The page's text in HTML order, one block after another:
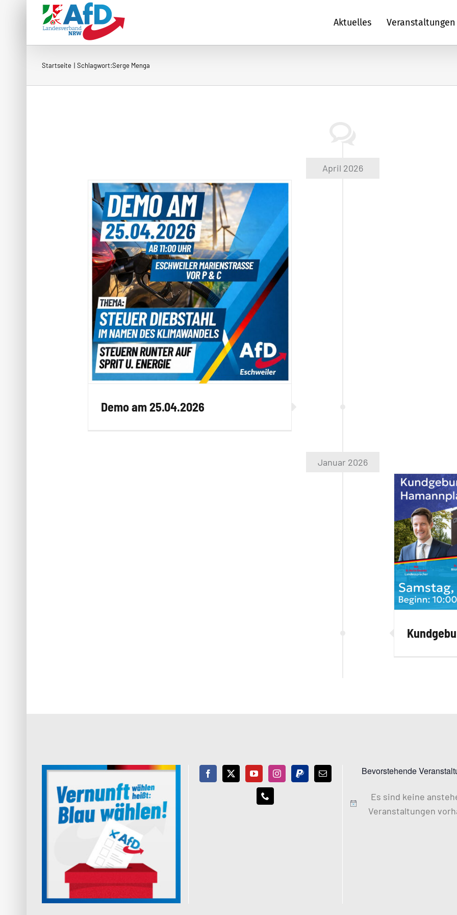
Aktuelles Veranstaltungen
Startseite Schlagwort:Serge Menga
April 2026
Demo am 25.04.2026
Januar 2026
Bevorstehende
Hinweis
Es sind keine
Veranstaltungen